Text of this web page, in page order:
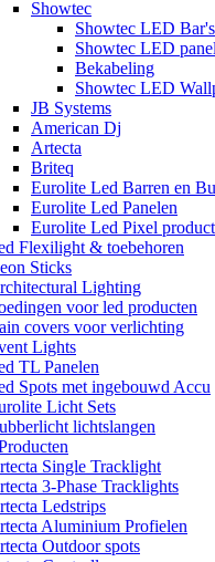
Showtec
Showtec LED Bar's
Showtec LED
Bekabeling
Showtec LED
JB Systems
American Dj
Artecta
Briteq
Eurolite Led Barren en
Eurolite Led Panelen
Eurolite Led Pixel
Flexilight & toebehoren
Sticks
Lighting
voor led producten
covers voor verlichting
Lights
TL Panelen
Spots met ingebouwd Accu
Licht Sets
lichtslangen
Single Tracklight
3-Phase Tracklights
Ledstrips
Aluminium Profielen
Outdoor spots